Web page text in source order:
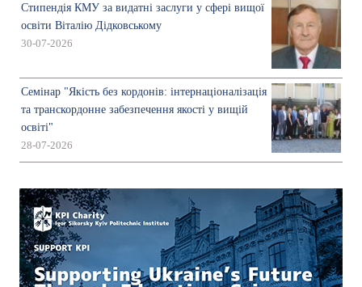
Стипендія КМУ за видатні заслуги у сфері вищої
освіти Віталію Дідковському
30-07-2026
Семінар "Якість без кордонів: інтернаціоналізація
та транскордонне забезпечення якості у вищій
освіті"
28-07-2026